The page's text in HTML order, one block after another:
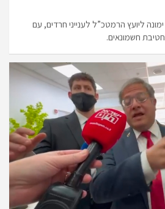
ליועץ הרמטכ”ל לענייני חרדים, עם
חשמונאים.